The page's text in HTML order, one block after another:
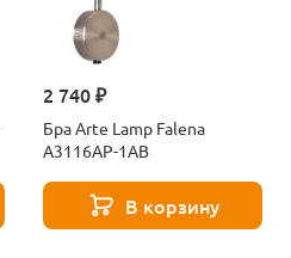
2 740 ₽
Бра Arte Lamp Falena
A3116AP-1AB
В корзину